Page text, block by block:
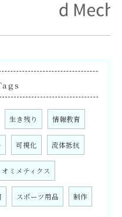
生き残り 情報教育
可視化 流体抵抗
ミメティクス
スポーツ用品 制作